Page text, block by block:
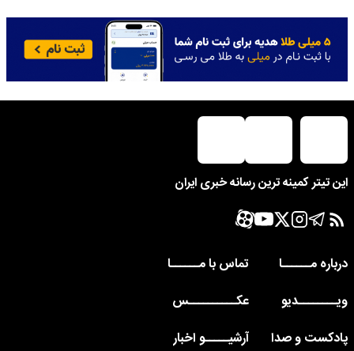
این تیتر کمینه ترین رسانه خبری ایران
درباره مــــــا
تماس با مــــــا
ویــــــــدیو
عکــــــــــس
پادکست و صدا
آرشیـــــو اخبار